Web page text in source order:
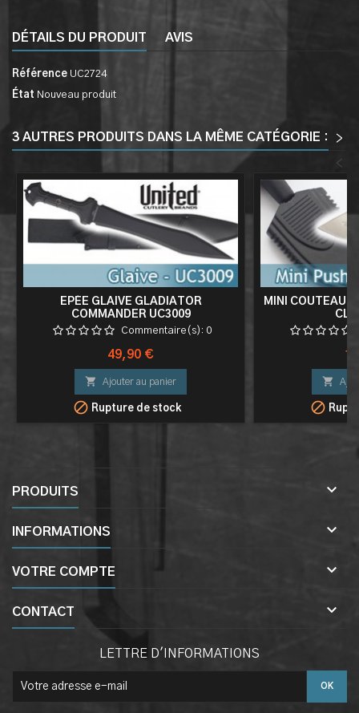
DÉTAILS DU PRODUIT AVIS
Référence UC2724
État Nouveau produit
3 AUTRES PRODUITS DANS LA MÊME CATÉGORIE :
>
<
EPÉE GLAIVE GLADIATOR
COMMANDER UC3009
Commentaire(s): 0
Prix
49,90 €
 Ajouter au panier
 Rupture de stock
MINI COUTEAU


PRODUITS 
INFORMATIONS 
VOTRE COMPTE 
CONTACT 
LETTRE D'INFORMATIONS